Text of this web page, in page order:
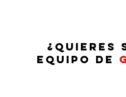
¿QUIERES
EQUIPO DE